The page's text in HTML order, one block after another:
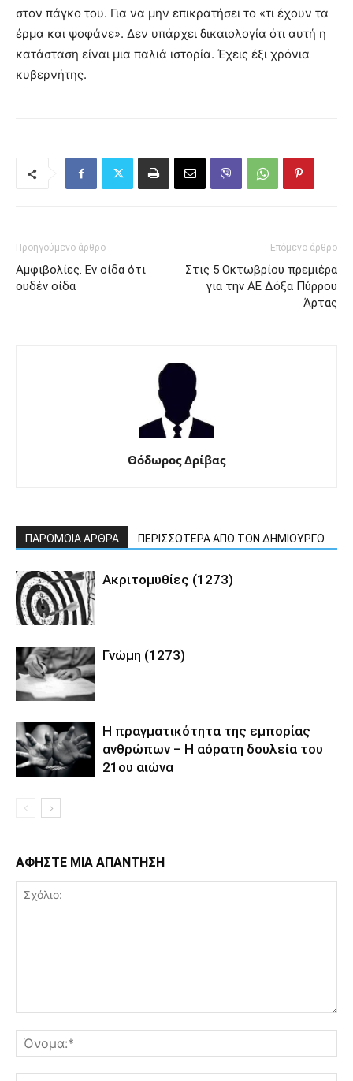
στον πάγκο του. Για να μην επικρατήσει το «τι έχουν τα
έρμα και ψοφάνε». Δεν υπάρχει δικαιολογία ότι αυτή η
κατάσταση είναι μια παλιά ιστορία. Έχεις έξι χρόνια
κυβερνήτης.
Προηγούμενο άρθρο
Αμφιβολίες. Εν οίδα ότι
ουδέν οίδα
Επόμενο άρθρο
Στις 5 Οκτωβρίου πρεμιέρα
για την ΑΕ Δόξα Πύρρου
Άρτας
Θόδωρος Δρίβας
ΠΑΡΟΜΟΙΑ ΑΡΘΡΑ ΠΕΡΙΣΣΟΤΕΡΑ ΑΠΟ ΤΟΝ ΔΗΜΙΟΥΡΓΟ
Ακριτομυθίες (1273)
Γνώμη (1273)
Η πραγματικότητα της εμπορίας
ανθρώπων – Η αόρατη δουλεία του
21ου αιώνα
ΑΦΗΣΤΕ ΜΙΑ ΑΠΑΝΤΗΣΗ